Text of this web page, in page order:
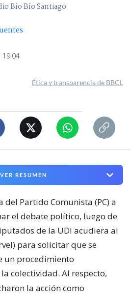
Bío Bío Santiago
19:04
Ética y transparencia de BBCL
VER RESUMEN
del Partido Comunista (PC) a
el debate político, luego de
de la UDI acudiera al
para solicitar que se
un procedimiento
colectividad. Al respecto,
la acción como